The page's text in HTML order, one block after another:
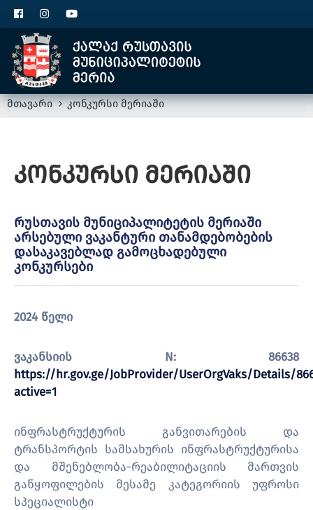
მთავარი კონკურსი მერიაში
კონკურსი მერიაში
რუსთავის მუნიციპალიტეტის მერიაში
არსებული ვაკანტური თანამდებობების
დასაკავებლად გამოცხადებული
კონკურსები
2024 წელი
ვაკანსიის N: 86638
https://hr.gov.ge/JobProvider/UserOrgVaks/Details/
active=1
ინფრასტრუქტურის განვითარების და
ტრანსპორტის სამსახურის ინფრასტრუქტურისა
და მშენებლობა-რეაბილიტაციის მართვის
განყოფილების მესამე კატეგორიის უფროსი
სპეციალისტი